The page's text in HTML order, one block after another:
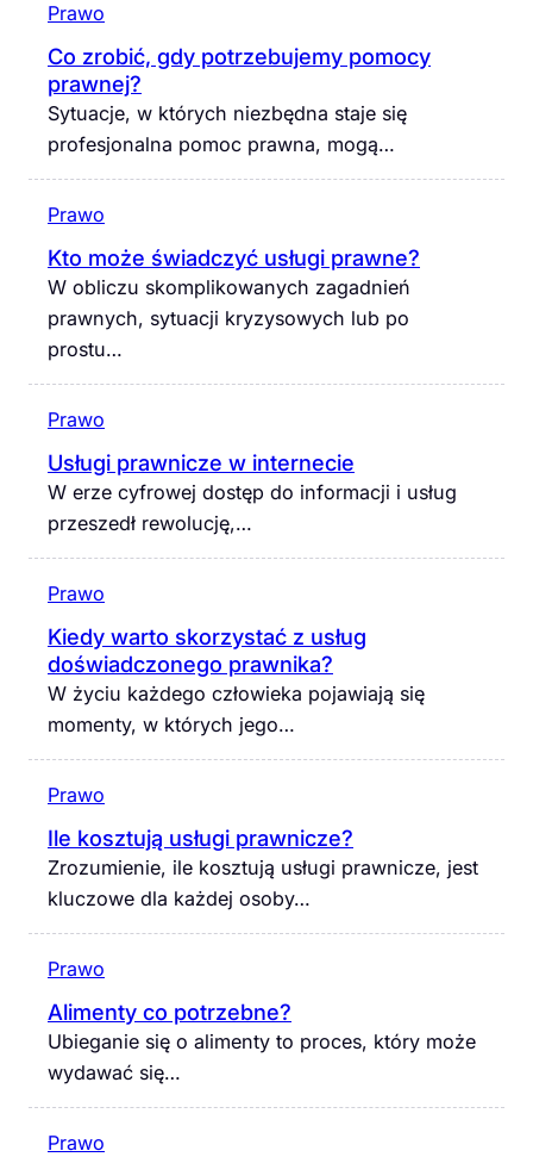
Prawo
Co zrobić, gdy potrzebujemy pomocy
prawnej?
Sytuacje, w których niezbędna staje się
profesjonalna pomoc prawna, mogą…
Prawo
Kto może świadczyć usługi prawne?
W obliczu skomplikowanych zagadnień
prawnych, sytuacji kryzysowych lub po
prostu…
Prawo
Usługi prawnicze w internecie
W erze cyfrowej dostęp do informacji i usług
przeszedł rewolucję,…
Prawo
Kiedy warto skorzystać z usług
doświadczonego prawnika?
W życiu każdego człowieka pojawiają się
momenty, w których jego…
Prawo
Ile kosztują usługi prawnicze?
Zrozumienie, ile kosztują usługi prawnicze, jest
kluczowe dla każdej osoby…
Prawo
Alimenty co potrzebne?
Ubieganie się o alimenty to proces, który może
wydawać się…
Prawo